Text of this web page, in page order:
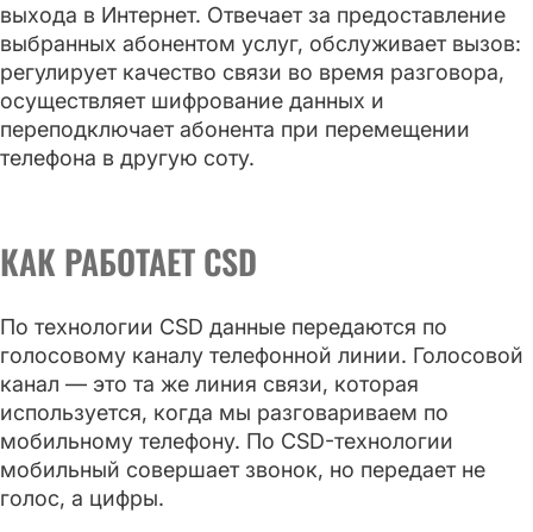
выхода в Интернет. Отвечает за предоставление
выбранных абонентом услуг, обслуживает вызов:
регулирует качество связи во время разговора,
осуществляет шифрование данных и
переподключает абонента при перемещении
телефона в другую соту.
КАК РАБОТАЕТ CSD
По технологии CSD данные передаются по
голосовому каналу телефонной линии. Голосовой
канал — это та же линия связи, которая
используется, когда мы разговариваем по
мобильному телефону. По CSD-технологии
мобильный совершает звонок, но передает не
голос, а цифры.